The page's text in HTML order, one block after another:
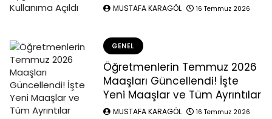
MUSTAFA KARAGÖL 16 Temmuz 2026
GENEL
Öğretmenlerin Temmuz 2026
Maaşları Güncellendi! İşte
Yeni Maaşlar ve Tüm Ayrıntılar
MUSTAFA KARAGÖL 16 Temmuz 2026